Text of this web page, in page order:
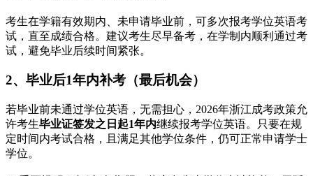
考生在学籍有效期内、未申请毕业前，可多次报考学位英语考
试，直至成绩合格。建议考生尽早备考，在学制内顺利通过考
试，避免毕业后续时间紧张。
2、毕业后1年内补考（最后机会）
若毕业前未通过学位英语，无需担心，2026年浙江成考政策允
许考生毕业证签发之日起1年内继续报考学位英语。只要在规
定时间内考试合格，且满足其他学位条件，仍可正常申请学士
学位。